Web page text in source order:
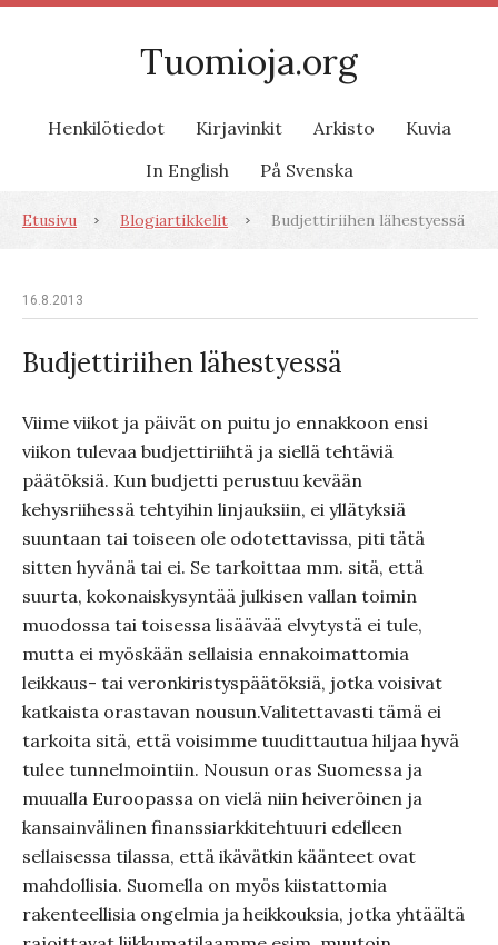
Tuomioja.org
Henkilötiedot Kirjavinkit Arkisto
Kuvia
In English
På Svenska
Etusivu Blogiartikkelit Budjettiriihen lähestyessä
16.8.2013
Budjettiriihen lähestyessä
Viime viikot ja päivät on puitu jo ennakkoon ensi
viikon tulevaa budjettiriihtä ja siellä tehtäviä
päätöksiä. Kun budjetti perustuu kevään
kehysriihessä tehtyihin linjauksiin, ei yllätyksiä
suuntaan tai toiseen ole odotettavissa, piti tätä
sitten hyvänä tai ei. Se tarkoittaa mm. sitä, että
suurta, kokonaiskysyntää julkisen vallan toimin
muodossa tai toisessa lisäävää elvytystä ei tule,
mutta ei myöskään sellaisia ennakoimattomia
leikkaus- tai veronkiristyspäätöksiä, jotka voisivat
katkaista orastavan nousun.Valitettavasti tämä ei
tarkoita sitä, että voisimme tuudittautua hiljaa hyvä
tulee tunnelmointiin. Nousun oras Suomessa ja
muualla Euroopassa on vielä niin heiveröinen ja
kansainvälinen finanssiarkkitehtuuri edelleen
sellaisessa tilassa, että ikävätkin käänteet ovat
mahdollisia. Suomella on myös kiistattomia
rakenteellisia ongelmia ja heikkouksia, jotka yhtäältä